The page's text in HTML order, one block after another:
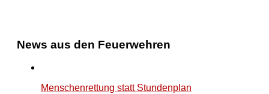
News aus den Feuerwehren
Menschenrettung statt Stundenplan